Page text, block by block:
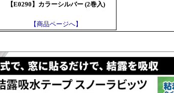
【E0290】カラーシルバー (2巻入)
【商品ページへ】